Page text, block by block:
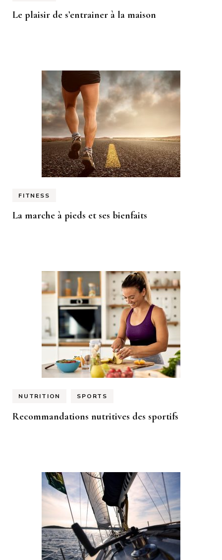
Le plaisir de s’entrainer à la maison
FITNESS
La marche à pieds et ses bienfaits
NUTRITION SPORTS
Recommandations nutritives des sportifs